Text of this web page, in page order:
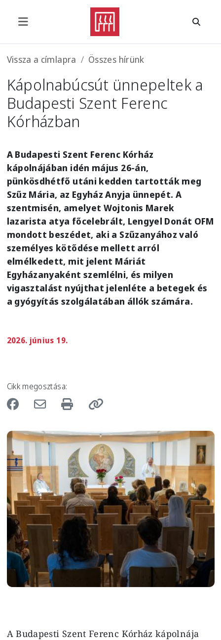
Morzsa
Vissza a címlapra Összes hírünk
Kápolnabúcsút ünnepeltek a
Budapesti Szent Ferenc
Kórházban
A Budapesti Szent Ferenc Kórház
kápolnájában idén május 26-án,
pünkösdhétfő utáni kedden tartották meg
Szűz Mária, az Egyház Anyja ünnepét. A
szentmisén, amelyet Wojtonis Marek
lazarista atya főcelebrált, Lengyel Donát OFM
mondott beszédet, aki a Szűzanyához való
személyes kötődése mellett arról
elmélkedett, mit jelent Máriát
Egyházanyaként szemlélni, és milyen
vigasztalást nyújthat jelenléte a betegek és
a gyógyítás szolgálatában állók számára.
2026. június 19.
Cikk megosztása:
Image
A Budapesti Szent Ferenc Kórház kápolnája